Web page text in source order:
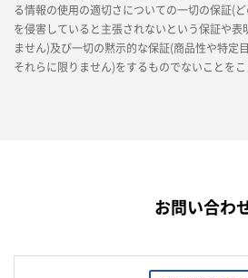
る情報の使用の適切さについての一切の保証(
を侵害していると主張されないという保証や表
ません)及び一切の黙示的な保証(商品性や特定
それらに限りません)をするものでないことをこ
お問い合わ